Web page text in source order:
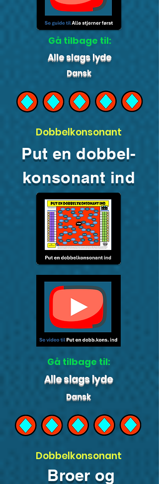
Gå tilbage til:
Alle slags lyde
Dansk
Dobbelkonsonant
Put en dobbel-
konsonant ind
Gå tilbage til:
Alle slags lyde
Dansk
Dobbelkonsonant
Broer og